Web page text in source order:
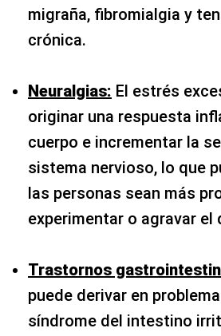
migraña, fibromialgia y
crónica.
Neuralgias: El estrés
originar una respuesta
cuerpo e incrementar la
sistema nervioso, lo que
las personas sean más
experimentar o agravar el
Trastornos
puede derivar en
síndrome del intestino